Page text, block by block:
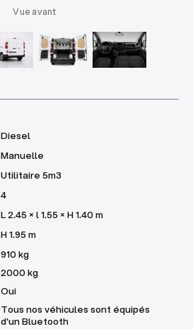
Vue avant
Diesel
Manuelle
Utilitaire 5m3
4
L 2.45 × l 1.55 × H 1.40 m
H 1.95 m
910 kg
2000 kg
Oui
Tous nos véhicules sont équipés
d'un Bluetooth